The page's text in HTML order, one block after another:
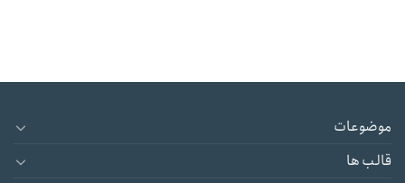
موضوعات
قالب ها